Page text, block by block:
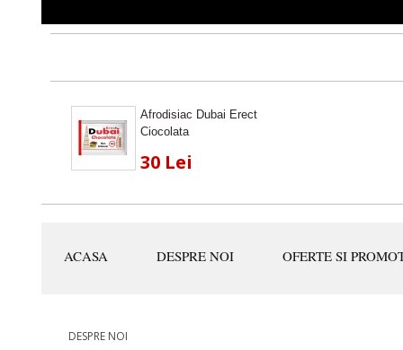
Afrodisiac Dubai Erect
Ciocolata
30 Lei
ACASA DESPRE NOI OFERTE SI
DESPRE NOI